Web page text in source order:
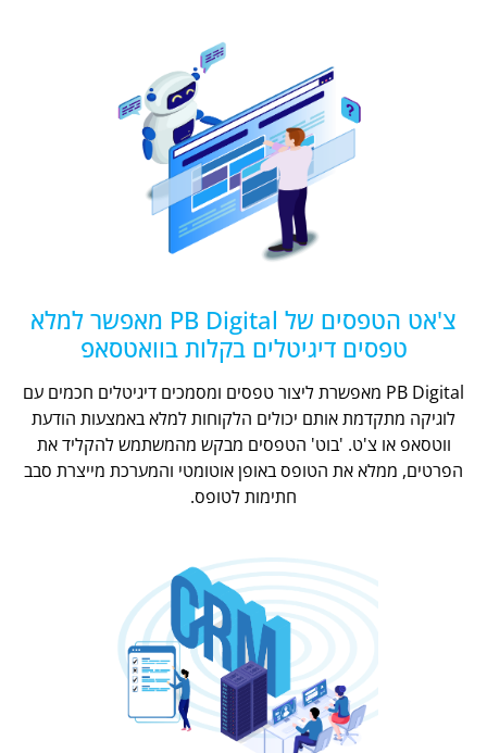
צ'אט הטפסים של PB Digital מאפשר למלא
טפסים דיגיטלים בקלות בוואטסאפ
PB Digital מאפשרת ליצור טפסים ומסמכים דיגיטלים חכמים עם
לוגיקה מתקדמת אותם יכולים הלקוחות למלא באמצעות הודעת
ווטסאפ או צ'ט. 'בוט' הטפסים מבקש מהמשתמש להקליד את
הפרטים, ממלא את הטופס באופן אוטומטי והמערכת מייצרת סבב
חתימות לטופס.